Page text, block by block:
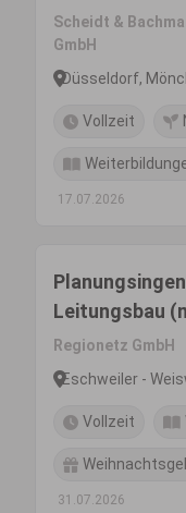
Scheidt &
GmbH
Düsseldorf,
Vollzeit
17.07.2026
Leitungsbau
Regionetz GmbH
Eschweiler -
Vollzeit
31.07.2026